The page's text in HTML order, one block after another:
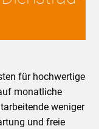
für hochwertige
monatliche
weniger
und freie